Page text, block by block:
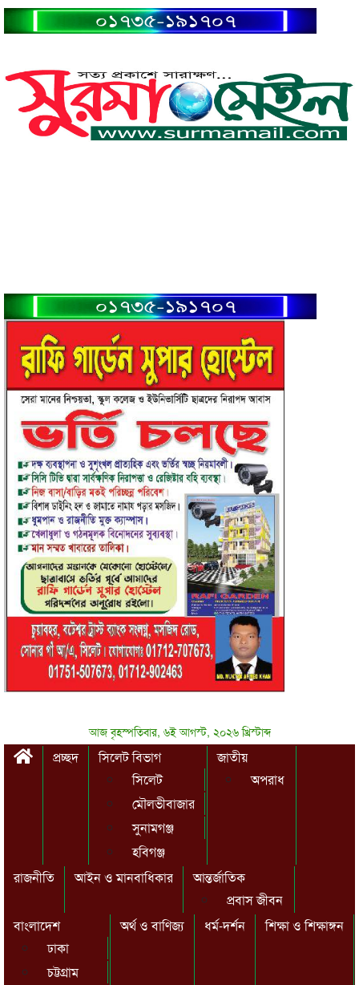
আজ বৃহস্পতিবার, ৬ই আগস্ট, ২০২৬ খ্রিস্টাব্দ
প্রচ্ছদ
সিলেট বিভাগ
সিলেট
মৌলভীবাজার
সুনামগঞ্জ
হবিগঞ্জ
জাতীয়
অপরাধ
রাজনীতি আইন ও মানবাধিকার
আন্তর্জাতিক
প্রবাস জীবন
বাংলাদেশ
ঢাকা
চট্টগ্রাম
অর্থ ও বাণিজ্য ধর্ম-দর্শন শিক্ষা ও শিক্ষাঙ্গন